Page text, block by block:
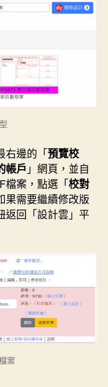
右邊的「預覽校
帳戶 」網頁，並自
檔案，點選「校對
果需要繼續修改版
返回「設計雲」平
案